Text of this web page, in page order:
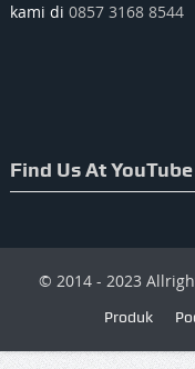
kami di 0857 3168 8544
Find Us At YouTube
© 2014 - 2023
Produk